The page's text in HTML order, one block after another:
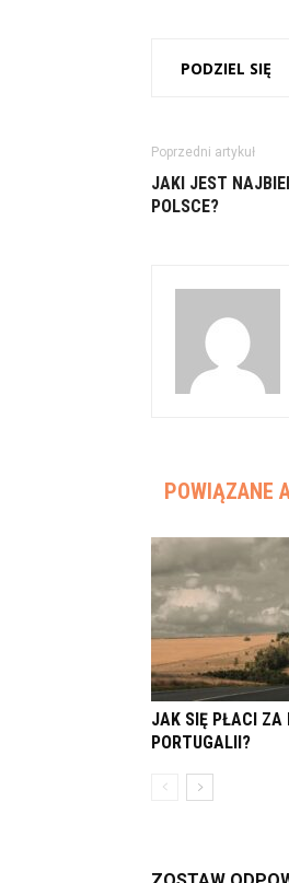
PODZIEL SIĘ
Poprzedni artykuł
JAKI JEST
POLSCE?
POWIĄZANE
JAK SIĘ PŁACI ZA
PORTUGALII?